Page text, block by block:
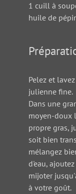
1 cuill à
huile de
Pelez et
julienne fine.
Dans une
moyen-doux
propre gras,
soit bien
mélangez
d'eau,
mijoter
à votre goût.